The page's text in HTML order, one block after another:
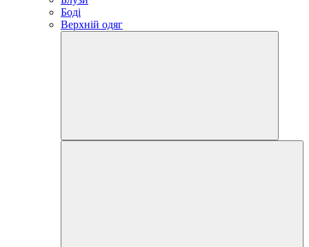
Боді
Верхній одяг